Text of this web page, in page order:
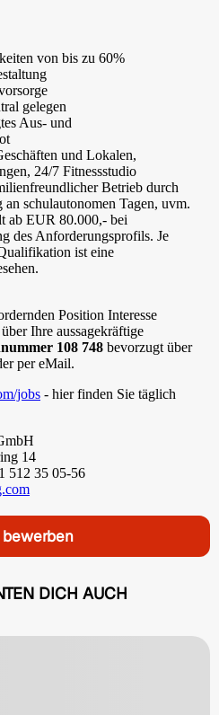
von bis zu 60%
gelegen
Aus- und
und Lokalen,
24/7 Fitnessstudio
Betrieb durch
schulautonomen Tagen, uvm.
ab EUR 80.000,- bei
des Anforderungsprofils. Je
ist eine
Position Interesse
Ihre aussagekräftige
108 748 bevorzugt über
per eMail.
jobs - hier finden Sie täglich
14
512 35 05-56
DICH AUCH